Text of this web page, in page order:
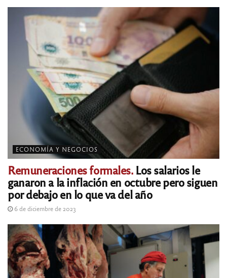
ECONOMÍA Y NEGOCIOS
Remuneraciones formales.Los salarios le
ganaron a la inflación en octubre pero siguen
por debajo en lo que va del año
6 de diciembre de 2023